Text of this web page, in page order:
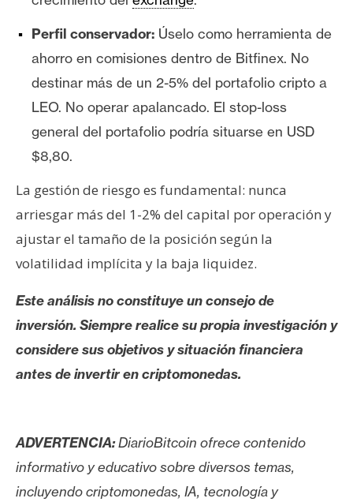
Perfil conservador: Úselo como herramienta de
ahorro en comisiones dentro de Bitfinex. No
destinar más de un 2-5% del portafolio cripto a
LEO. No operar apalancado. El stop-loss
general del portafolio podría situarse en USD
$8,80.
La gestión de riesgo es fundamental: nunca
arriesgar más del 1-2% del capital por operación y
ajustar el tamaño de la posición según la
volatilidad implícita y la baja liquidez.
Este análisis no constituye un consejo de
inversión. Siempre realice su propia investigación y
considere sus objetivos y situación financiera
antes de invertir en criptomonedas.
ADVERTENCIA:DiarioBitcoin ofrece contenido
informativo y educativo sobre diversos temas,
incluyendo criptomonedas, IA, tecnología y